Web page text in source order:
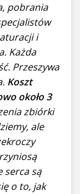
pobrania
i
Każda
Przeszywa
Koszt
około 3
zbiórki
ale
serca są
o to, jak